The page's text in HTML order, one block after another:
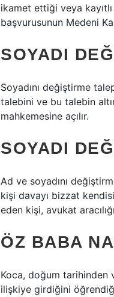
ikamet ettiği veya
başvurusunun Medeni
SOYADI
Soyadını değiştirme
talebini ve bu talebin
mahkemesine açılır.
SOYADI
Ad ve soyadını
kişi davayı bizzat
eden kişi, avukat
ÖZ BABA
Koca, doğum tarihinden
ilişkiye girdiğini